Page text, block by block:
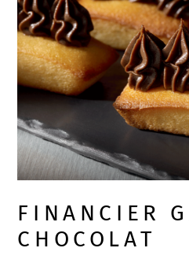
FINANCIER
CHOCOLAT